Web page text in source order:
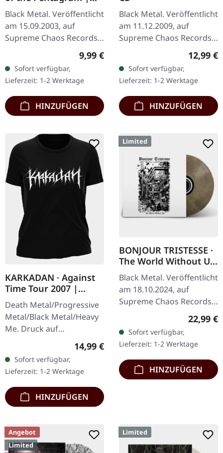
BLACK 10" MLP
Black Metal. Veröffentlicht
am 15.09.2003, auf
Supreme Chaos Records.
Achtung! Wir haben nur
noch Exemplare mit
"Promo" statt
Nummerierung.
Spezielle…
Regulärer Preis:
9,99 €
Sofort verfügbar,
Lieferzeit: 1-2 Werktage
HINZUFÜGEN
Black Metal. Veröffentlicht
am 11.12.2009, auf
Supreme Chaos Records.
CD im Jewelcase mit 12-
seitigem Booklet. Das
dritte Album von
AGRYPNIE ist…
12,99 €
Sofort verfügbar,
Lieferzeit: 1-2 Werktage
HINZUFÜGEN
KARKADAN · Against
Time Tour 2007 |
GIRLIE
Death Metal/Progressive
Metal/Black Metal/Heavy
Me. Druck auf
Rückseite. Front Logo,
Rückseite: Tourdaten.
100% Baumwolle
Regulärer Preis:
14,99 €
Sofort verfügbar,
Lieferzeit: 1-2 Werktage
HINZUFÜGEN
Limited
BONJOUR TRISTESSE ·
The World Without Us
| ECO RECYCLE LP
Black Metal. Veröffentlicht
am 18.10.2024, auf
Supreme Chaos Records.
Eco Recycle Vinyl mit
Insert, die Farbe kann
variieren, limitiert auf
100…
22,99 €
Sofort verfügbar,
Lieferzeit: 1-2 Werktage
HINZUFÜGEN
Angebot
Limited
Limited